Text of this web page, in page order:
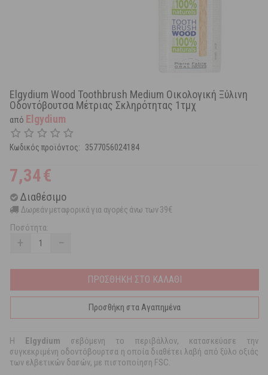
Elgydium Wood Toothbrush Medium Οικολογική Ξύλινη
Οδοντόβουτσα Μέτριας Σκληρότητας 1τμχ
από Elgydium
Κωδικός προϊόντος: 3577056024184
7,34€
Διαθέσιμο
Δωρεάν μεταφορικά για αγορές άνω των 39€
Ποσότητα:
+ −
ΠΡΟΣΘΗΚΗ ΣΤΟ ΚΑΛΑΘΙ
Προσθήκη στα Αγαπημένα
Η Elgydium σεβόμενη το περιβάλλον, κατασκεύασε την
συγκεκριμένη οδοντόβουρτσα η οποία διαθέτει λαβή από ξύλο οξιάς
των ελβετικών δασών, με πιστοποίηση FSC.